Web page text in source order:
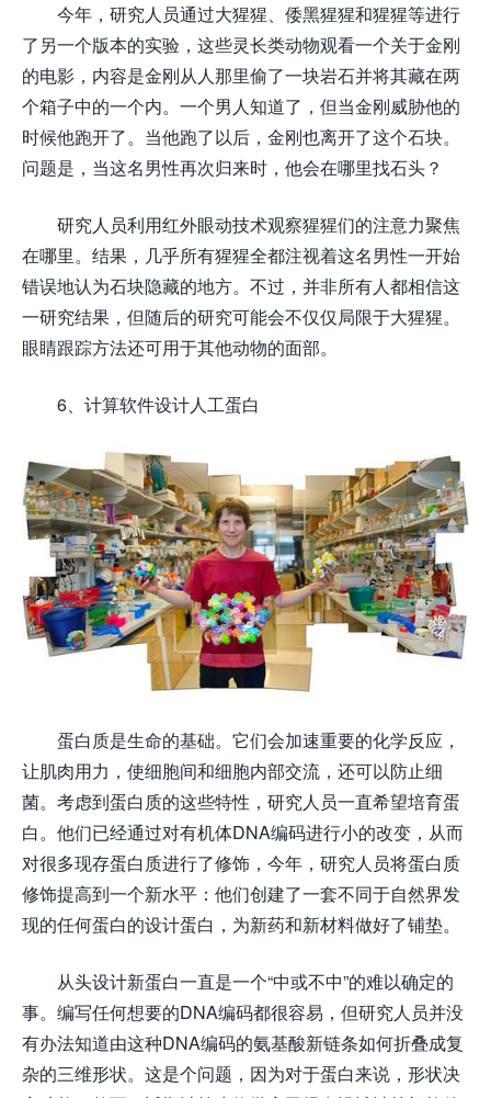
今年，研究人员通过大猩猩、倭黑猩猩和猩猩等进行
了另一个版本的实验，这些灵长类动物观看一个关于金刚
的电影，内容是金刚从人那里偷了一块岩石并将其藏在两
个箱子中的一个内。一个男人知道了，但当金刚威胁他的
时候他跑开了。当他跑了以后，金刚也离开了这个石块。
问题是，当这名男性再次归来时，他会在哪里找石头？
研究人员利用红外眼动技术观察猩猩们的注意力聚焦
在哪里。结果，几乎所有猩猩全都注视着这名男性一开始
错误地认为石块隐藏的地方。不过，并非所有人都相信这
一研究结果，但随后的研究可能会不仅仅局限于大猩猩。
眼睛跟踪方法还可用于其他动物的面部。
6、计算软件设计人工蛋白
蛋白质是生命的基础。它们会加速重要的化学反应，
让肌肉用力，使细胞间和细胞内部交流，还可以防止细
菌。考虑到蛋白质的这些特性，研究人员一直希望培育蛋
白。他们已经通过对有机体DNA编码进行小的改变，从而
对很多现存蛋白质进行了修饰，今年，研究人员将蛋白质
修饰提高到一个新水平：他们创建了一套不同于自然界发
现的任何蛋白的设计蛋白，为新药和新材料做好了铺垫。
从头设计新蛋白一直是一个“中或不中”的难以确定的
事。编写任何想要的DNA编码都很容易，但研究人员并没
有办法知道由这种DNA编码的氨基酸新链条如何折叠成复
杂的三维形状。这是个问题，因为对于蛋白来说，形状决